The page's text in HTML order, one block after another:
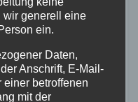
vor
wir generell eine
ein.
Daten,
Anschrift, E-Mail-
einer betroffenen
mit der